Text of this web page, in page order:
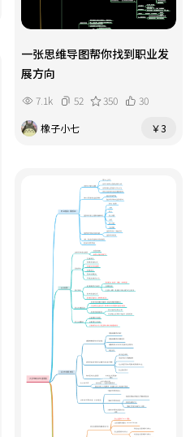
一张思维导图帮你找到职业发
展方向
7.1k 52 350
30
橡子小七
￥3